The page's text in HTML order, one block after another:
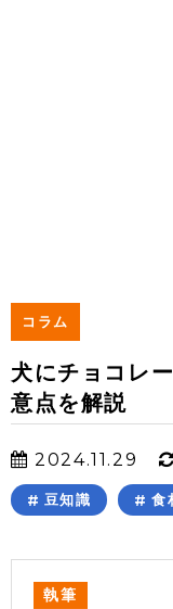
コラム
犬にチョコレ
意点を解説
2024.11.29
豆知識 食
執筆